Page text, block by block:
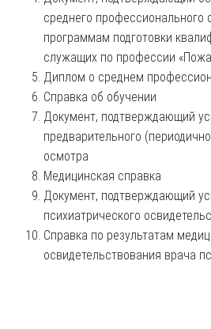
среднего профессионального
программам подготовки
служащих по профессии
Диплом о среднем
Справка об обучении
Документ, подтверждающий
предварительного
осмотра
Медицинская справка
Документ, подтверждающий
психиатрического
Справка по результатам
освидетельствования врача